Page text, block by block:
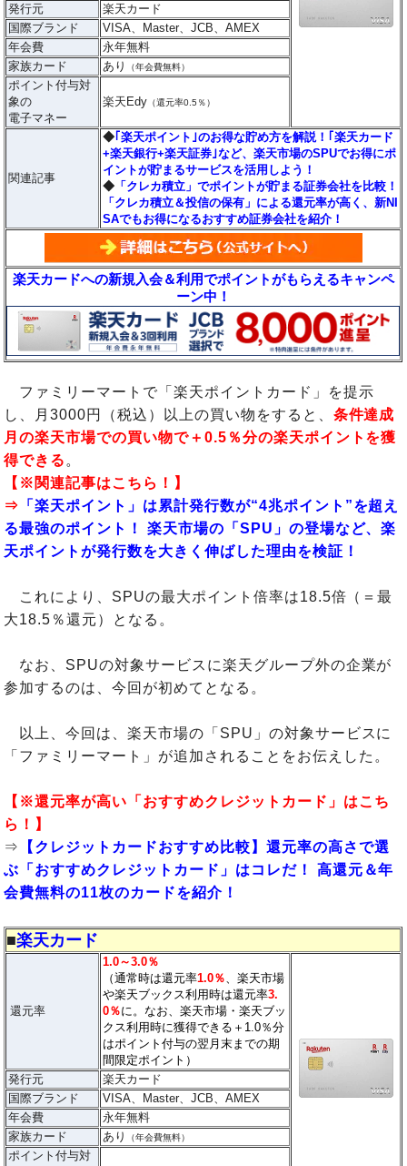
発行元
楽天カード
国際ブランド
VISA、Master、JCB、AMEX
年会費
永年無料
家族カード
あり （年会費無料）
ポイント付与対
象の
電子マネー
楽天Edy （還元率0.5％）
関連記事
◆ ｢楽天ポイント｣のお得な貯め方を解説！｢楽天カード
+楽天銀行+楽天証券｣など、楽天市場のSPUでお得にポ
イントが貯まるサービスを活用しよう！
◆ 「クレカ積立」でポイントが貯まる証券会社を比較！
「クレカ積立＆投信の保有」による還元率が高く、新NI
SAでもお得になるおすすめ証券会社を紹介！
楽天カードへの新規入会＆利用でポイントがもらえるキャンペ
ーン中！
ファミリーマートで「楽天ポイントカード」を提示
し、月3000円（税込）以上の買い物をすると、 条件達成
月の楽天市場での買い物で＋0.5％分の楽天ポイントを獲
得できる 。
【※関連記事はこちら！】
⇒ 「楽天ポイント」は累計発行数が“4兆ポイント”を超え
る最強のポイント！ 楽天市場の「SPU」の登場など、楽
天ポイントが発行数を大きく伸ばした理由を検証！
これにより、SPUの最大ポイント倍率は18.5倍（＝最
大18.5％還元）となる。
なお、SPUの対象サービスに楽天グループ外の企業が
参加するのは、今回が初めてとなる。
以上、今回は、楽天市場の「SPU」の対象サービスに
「ファミリーマート」が追加されることをお伝えした。
【※還元率が高い「おすすめクレジットカード」はこち
ら！】
⇒
【クレジットカードおすすめ比較】還元率の高さで選
ぶ「おすすめクレジットカード」はコレだ！ 高還元＆年
会費無料の11枚のカードを紹介！
■楽天カード
還元率
1.0～3.0％
（通常時は還元率1.0％ 、楽天市場
や楽天ブックス利用時は還元率3.
0％に。なお、楽天市場・楽天ブッ
クス利用時に獲得できる＋1.0％分
はポイント付与の翌月末までの期
間限定ポイント）
発行元
楽天カード
国際ブランド
VISA、Master、JCB、AMEX
年会費
永年無料
家族カード
あり （年会費無料）
ポイント付与対